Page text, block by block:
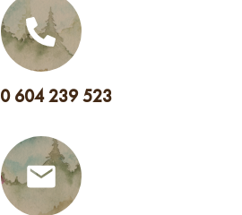
604 239 523